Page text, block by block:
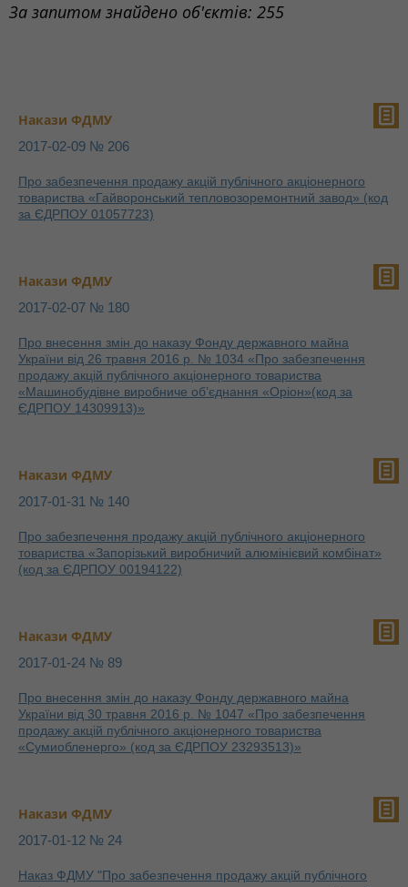
За запитом знайдено об'єктів: 255
Накази ФДМУ
2017-02-09 № 206
Про забезпечення продажу акцій публічного акціонерного
товариства «Гайворонський тепловозоремонтний завод» (код
за ЄДРПОУ 01057723)
Накази ФДМУ
2017-02-07 № 180
Про внесення змін до наказу Фонду державного майна
України від 26 травня 2016 р. № 1034 «Про забезпечення
продажу акцій публічного акціонерного товариства
«Машинобудівне виробниче об’єднання «Оріон»(код за
ЄДРПОУ 14309913)»
Накази ФДМУ
2017-01-31 № 140
Про забезпечення продажу акцій публічного акціонерного
товариства «Запорізький виробничий алюмінієвий комбінат»
(код за ЄДРПОУ 00194122)
Накази ФДМУ
2017-01-24 № 89
Про внесення змін до наказу Фонду державного майна
України від 30 травня 2016 р. № 1047 «Про забезпечення
продажу акцій публічного акціонерного товариства
«Сумиобленерго» (код за ЄДРПОУ 23293513)»
Накази ФДМУ
2017-01-12 № 24
Наказ ФДМУ "Про забезпечення продажу акцій публічного